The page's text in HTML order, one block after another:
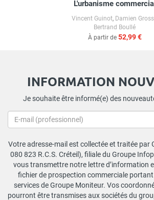
L'urbanisme commercial
Vincent Guinot, Damien
Bertrand Boullé
À partir de 52,99 €
INFORMATION
Je souhaite être informé(e) des
Votre adresse-mail est collectée et traitée par
080 823 R.C.S. Créteil), filiale du Groupe
vous transmettre notre lettre d’information
fichier de prospection commerciale
services de Groupe Moniteur. Vos
pourront être transmises aux sociétés du